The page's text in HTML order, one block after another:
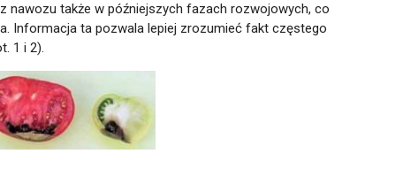
nawozu także w późniejszych fazach rozwojowych, co
Informacja ta pozwala lepiej zrozumieć fakt częstego
1 i 2).